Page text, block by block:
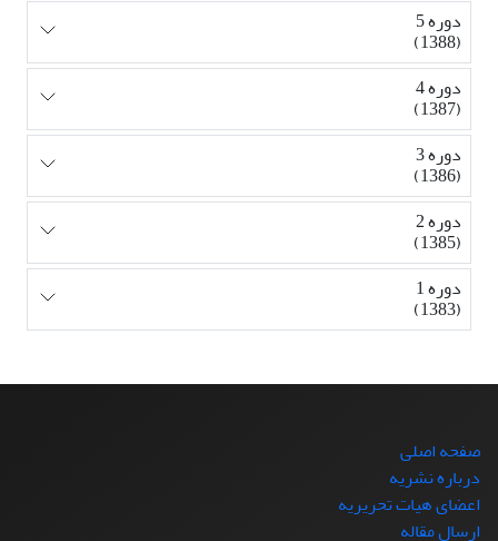
دوره 5
(1388)
دوره 4
(1387)
دوره 3
(1386)
دوره 2
(1385)
دوره 1
(1383)
صفحه اصلی
درباره نشریه
اعضای هیات تحریریه
ارسال مقاله